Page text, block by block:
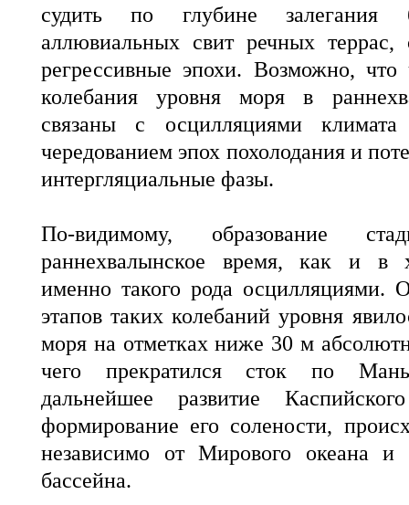
судить по глубине залегания
аллювиальных свит речных
регрессивные эпохи. Возможно, что
колебания уровня моря в
связаны с осцилляциями
чередованием эпох похолодания и
интергляциальные фазы.
По-видимому, образование
раннехвалынское время, как и в
именно такого рода осцилляциями.
этапов таких колебаний уровня
моря на отметках ниже 30 м
чего прекратился сток по
дальнейшее развитие
формирование его солености,
независимо от Мирового океана и
бассейна.